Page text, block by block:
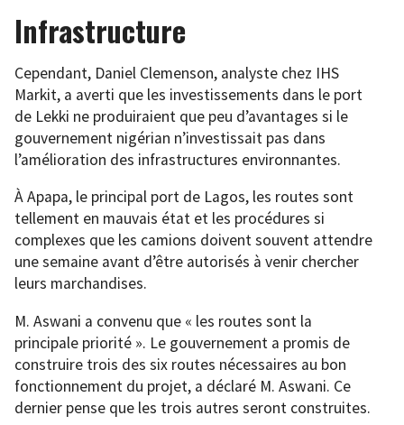
Infrastructure
Cependant, Daniel Clemenson, analyste chez IHS
Markit, a averti que les investissements dans le port
de Lekki ne produiraient que peu d’avantages si le
gouvernement nigérian n’investissait pas dans
l’amélioration des infrastructures environnantes.
À Apapa, le principal port de Lagos, les routes sont
tellement en mauvais état et les procédures si
complexes que les camions doivent souvent attendre
une semaine avant d’être autorisés à venir chercher
leurs marchandises.
M. Aswani a convenu que « les routes sont la
principale priorité ». Le gouvernement a promis de
construire trois des six routes nécessaires au bon
fonctionnement du projet, a déclaré M. Aswani. Ce
dernier pense que les trois autres seront construites.